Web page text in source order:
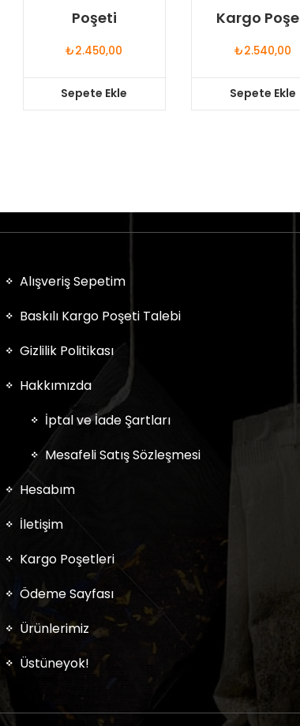
Poşeti
₺2.450,00
Sepete Ekle
Kargo
₺2.540,00
Sepete Ekle
Alışveriş Sepetim
Baskılı Kargo Poşeti Talebi
Gizlilik Politikası
Hakkımızda
İptal ve İade Şartları
Mesafeli Satış Sözleşmesi
Hesabım
İletişim
Kargo Poşetleri
Ödeme Sayfası
Ürünlerimiz
Üstüneyok!